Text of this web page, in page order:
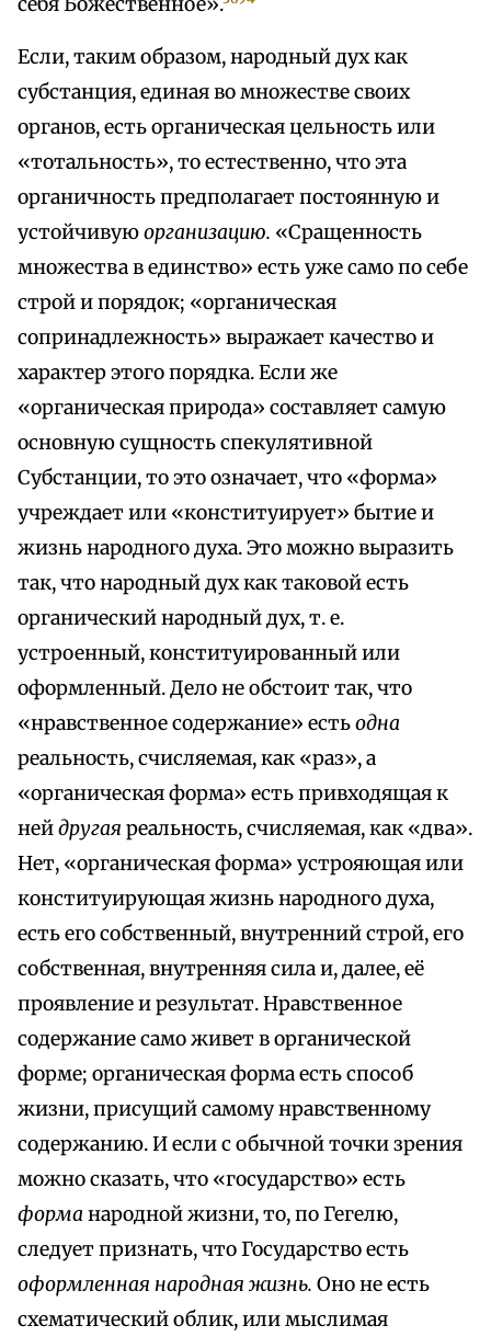
Если, таким образом, народный дух как
субстанция, единая во множестве своих
органов, есть органическая цельность или
«тотальность», то естественно, что эта
органичность предполагает постоянную и
устойчивуюорганизацию. «Сращенность
множества в единство» есть уже само по себе
строй и порядок; «органическая
сопринадлежность» выражает качество и
характер этого порядка. Если же
«органическая природа» составляет самую
основную сущность спекулятивной
Субстанции, то это означает, что «форма»
учреждает или «конституирует» бытие и
жизнь народного духа. Это можно выразить
так, что народный дух как таковой есть
органический народный дух, т. е.
устроенный, конституированный или
оформленный. Дело не обстоит так, что
«нравственное содержание» естьодна
реальность, счисляемая, как «раз», а
«органическая форма» есть привходящая к
нейдругая реальность, счисляемая, как «два».
Нет, «органическая форма» устрояющая или
конституирующая жизнь народного духа,
есть его собственный, внутренний строй, его
собственная, внутренняя сила и, далее, её
проявление и результат. Нравственное
содержание само живет в органической
форме; органическая форма есть способ
жизни, присущий самому нравственному
содержанию. И если с обычной точки зрения
можно сказать, что «государство» есть
форманародной жизни, то, по Гегелю,
следует признать, что Государство есть
оформленная народная жизнь. Оно не есть
схематический облик, или мыслимая